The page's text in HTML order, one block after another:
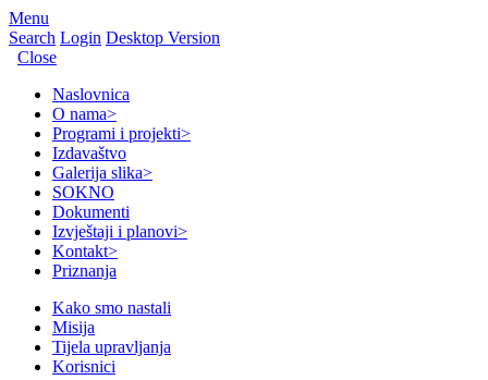
Menu
Search Login Desktop Version
Close
Naslovnica
O nama>
Programi i projekti>
Izdavaštvo
Galerija slika>
SOKNO
Dokumenti
Izvještaji i planovi>
Kontakt>
Priznanja
Kako smo nastali
Misija
Tijela upravljanja
Korisnici